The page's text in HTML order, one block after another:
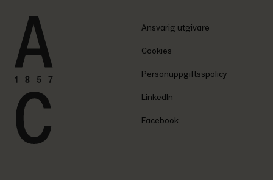
Ansvarig utgivare
Cookies
Personuppgiftsspolicy
LinkedIn
Facebook